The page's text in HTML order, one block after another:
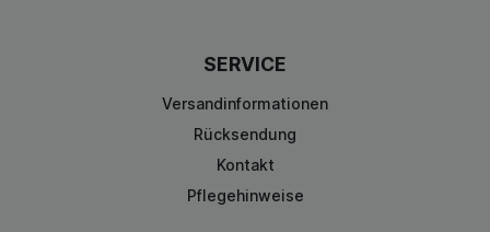
SERVICE
Versandinformationen
Rücksendung
Kontakt
Pflegehinweise